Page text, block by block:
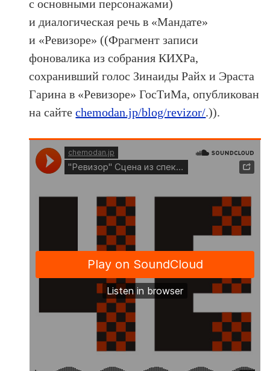
с основными персонажами)
и диалогическая речь в «Мандате»
и «Ревизоре» ((Фрагмент записи
фоновалика из собрания КИХРа,
сохранивший голос Зинаиды Райх и Эраста
Гарина в «Ревизоре» ГосТиМа, опубликован
на сайтеchemodan.jp/blog/revizor/.)).